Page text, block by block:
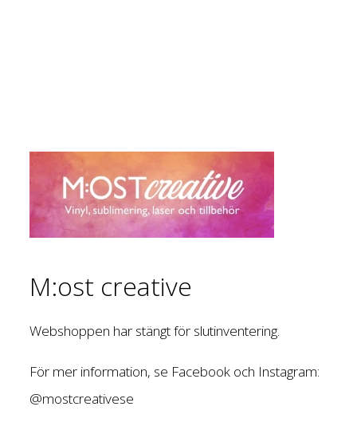
M:ost creative
Webshoppen har stängt för slutinventering.
För mer information, se Facebook och Instagram:
@mostcreativese